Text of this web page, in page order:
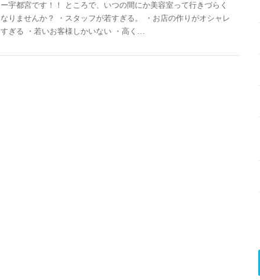
ー宇都宮です！！ ところで、いつの間にか美容室って行きづらく
なりませんか？ ・スタッフが若すぎる。 ・お店の作りがオシャレ
すぎる ・若いお客様しかいない ・高く…